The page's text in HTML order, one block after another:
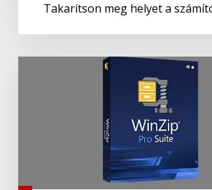
Takarítson meg helyet a